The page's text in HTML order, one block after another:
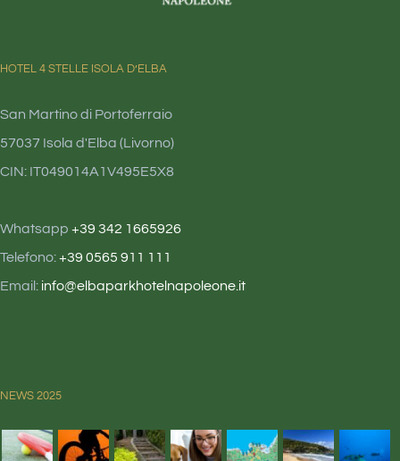
HOTEL 4 STELLE ISOLA D’ELBA
San Martino di Portoferraio
57037 Isola d'Elba (Livorno)
CIN: IT049014A1V495E5X8
Whatsapp +39 342 1665926
Telefono:+39 0565 911 111
Email: info@elbaparkhotelnapoleone.it
NEWS 2025